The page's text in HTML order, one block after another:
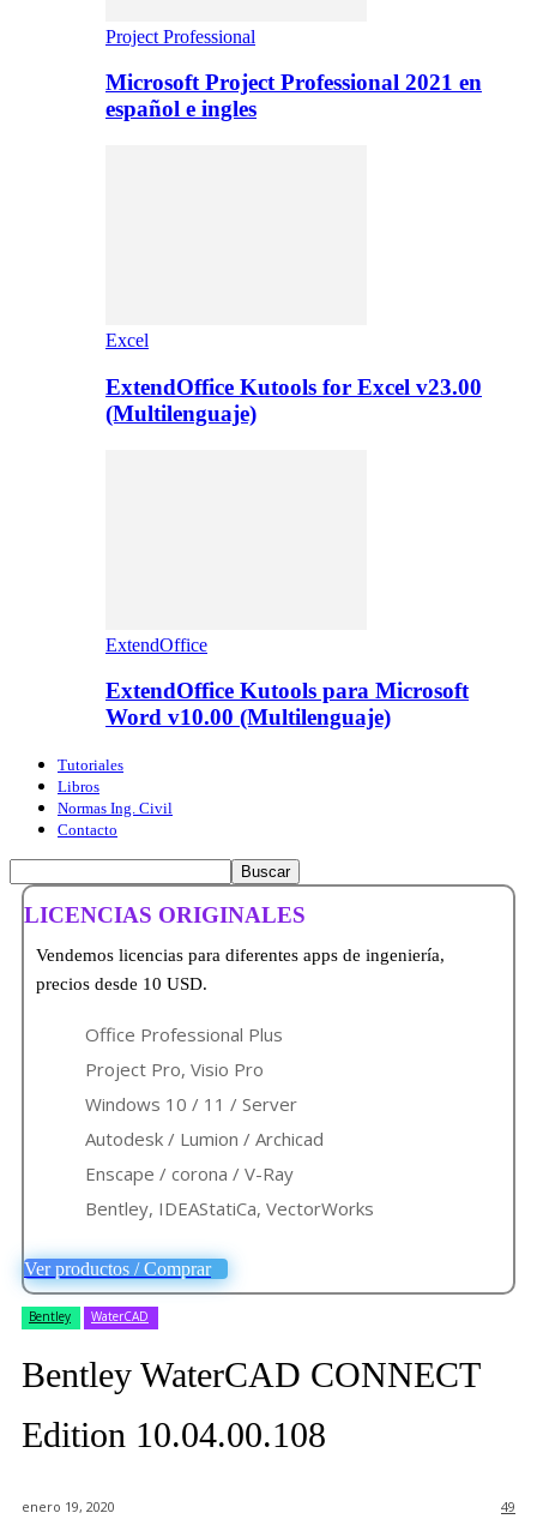
Project Professional
Microsoft Project Professional 2021 en
español e ingles
Excel
ExtendOffice Kutools for Excel v23.00
(Multilenguaje)
ExtendOffice
ExtendOffice Kutools para Microsoft
Word v10.00 (Multilenguaje)
Tutoriales
Libros
Normas Ing. Civil
Contacto
LICENCIAS ORIGINALES
Vendemos licencias para diferentes apps de ingeniería,
precios desde 10 USD.
Office Professional Plus
Project Pro, Visio Pro
Windows 10 / 11 / Server
Autodesk / Lumion / Archicad
Enscape / corona / V-Ray
Bentley, IDEAStatiCa, VectorWorks
Ver productos / Comprar
Bentley WaterCAD
Bentley WaterCAD CONNECT
Edition 10.04.00.108
enero 19, 2020 49